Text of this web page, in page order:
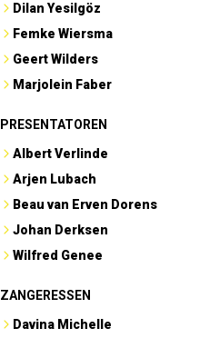
Dilan Yesilgöz
Femke Wiersma
Geert Wilders
Marjolein Faber
PRESENTATOREN
Albert Verlinde
Arjen Lubach
Beau van Erven Dorens
Johan Derksen
Wilfred Genee
ZANGERESSEN
Davina Michelle